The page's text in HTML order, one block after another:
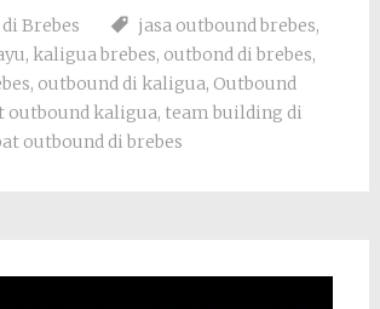
Brebes jasa outbound brebes,
, kaligua brebes, outbond di brebes,
, outbound di kaligua, Outbound
outbound kaligua, team building di
outbound di brebes